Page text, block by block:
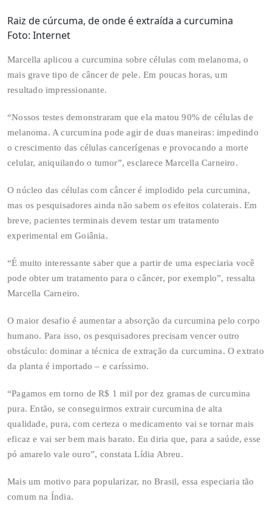
Raiz de cúrcuma, de onde é extraída a curcumina
Foto: Internet
Marcella aplicou a curcumina sobre células com melanoma, o
mais grave tipo de câncer de pele. Em poucas horas, um
resultado impressionante.
“Nossos testes demonstraram que ela matou 90% de células de
melanoma. A curcumina pode agir de duas maneiras: impedindo
o crescimento das células cancerígenas e provocando a morte
celular, aniquilando o tumor”, esclarece Marcella Carneiro.
O núcleo das células com câncer é implodido pela curcumina,
mas os pesquisadores ainda não sabem os efeitos colaterais. Em
breve, pacientes terminais devem testar um tratamento
experimental em Goiânia.
“É muito interessante saber que a partir de uma especiaria você
pode obter um tratamento para o câncer, por exemplo”, ressalta
Marcella Carneiro.
O maior desafio é aumentar a absorção da curcumina pelo corpo
humano. Para isso, os pesquisadores precisam vencer outro
obstáculo: dominar a técnica de extração da curcumina. O extrato
da planta é importado – e caríssimo.
“Pagamos em torno de R$ 1 mil por dez gramas de curcumina
pura. Então, se conseguirmos extrair curcumina de alta
qualidade, pura, com certeza o medicamento vai se tornar mais
eficaz e vai ser bem mais barato. Eu diria que, para a saúde, esse
pó amarelo vale ouro”, constata Lídia Abreu.
Mais um motivo para popularizar, no Brasil, essa especiaria tão
comum na Índia.